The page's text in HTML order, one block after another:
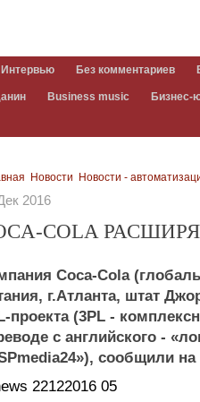
Интервью Без комментариев
Business music Бизнес-
Новости Новости -
2016
COLA
Coca-Cola
г.Атланта, штат
проекта (3PL -
с английского -
сообщили